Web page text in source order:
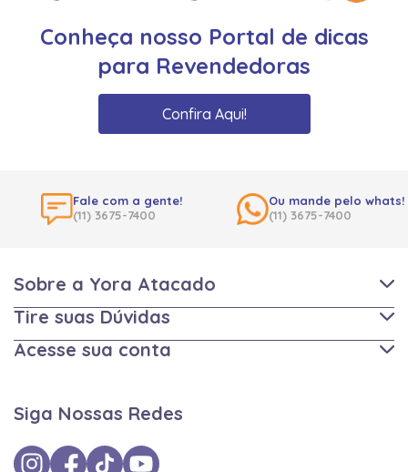
Conheça nosso Portal de dicas
para Revendedoras
Confira Aqui!
Fale com a gente!
(11) 3675-7400
Ou mande pelo whats!
(11) 3675-7400
Sobre a Yora Atacado
Tire suas Dúvidas
Acesse sua conta
Siga Nossas Redes